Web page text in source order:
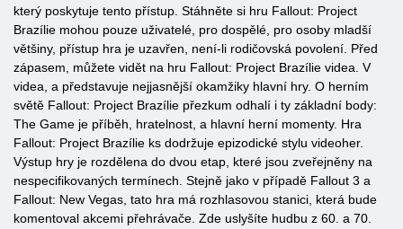
který poskytuje tento přístup. Stáhněte si hru Fallout: Project
Brazílie mohou pouze uživatelé, pro dospělé, pro osoby mladší
většiny, přístup hra je uzavřen, není-li rodičovská povolení. Před
zápasem, můžete vidět na hru Fallout: Project Brazílie videa. V
videa, a představuje nejjasnější okamžiky hlavní hry. O herním
světě Fallout: Project Brazílie přezkum odhalí i ty základní body:
The Game je příběh, hratelnost, a hlavní herní momenty. Hra
Fallout: Project Brazílie ks dodržuje epizodické stylu videoher.
Výstup hry je rozdělena do dvou etap, které jsou zveřejněny na
nespecifikovaných termínech. Stejně jako v případě Fallout 3 a
Fallout: New Vegas, tato hra má rozhlasovou stanici, která bude
komentoval akcemi přehrávače. Zde uslyšíte hudbu z 60. a 70.